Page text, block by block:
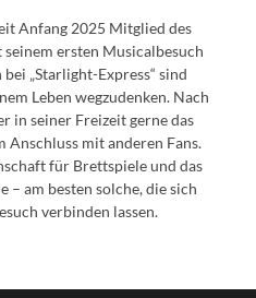
Anfang 2025 Mitglied des
seinem ersten Musicalbesuch
„Starlight-Express“ sind
Leben wegzudenken. Nach
in seiner Freizeit gerne das
Anschluss mit anderen Fans.
für Brettspiele und das
– am besten solche, die sich
verbinden lassen.